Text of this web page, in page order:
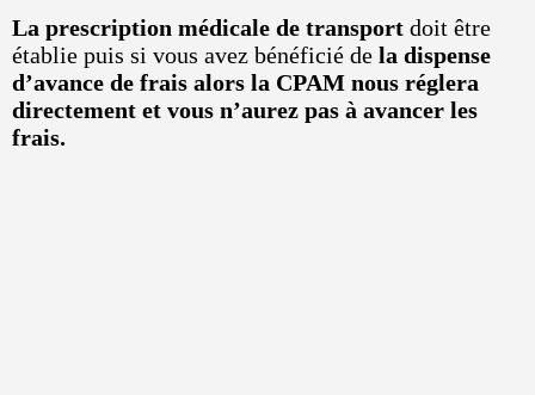
La prescription médicale de transport doit être
établie puis si vous avez bénéficié de la dispense
d’avance de frais alors la CPAM nous réglera
directement et vous n’aurez pas à avancer les
frais.